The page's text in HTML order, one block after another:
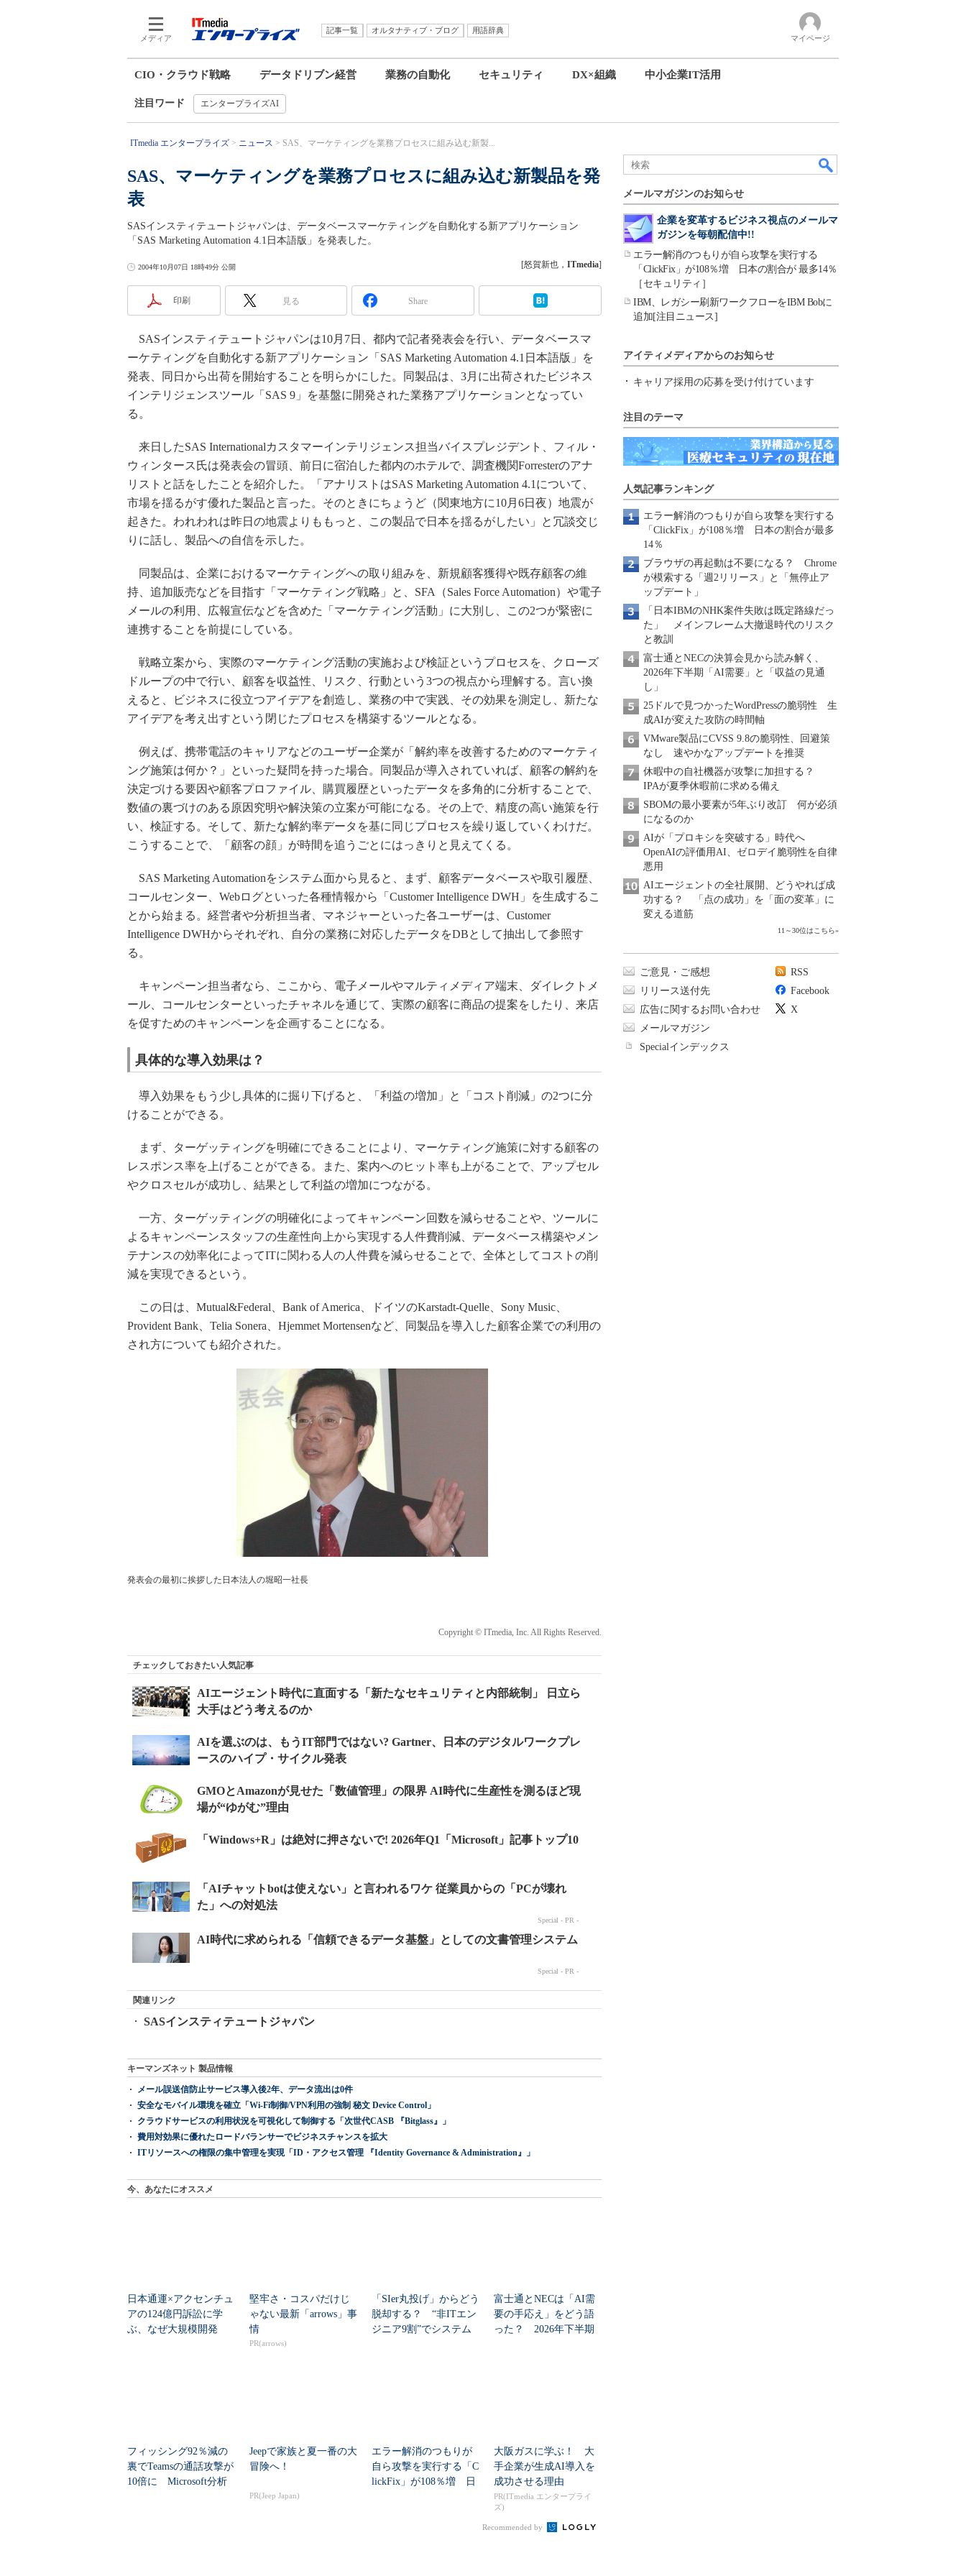
メディア
記事一覧 オルタナティブ・ブログ
用語辞典
マイページ
CIO・クラウド戦略 データドリブン経営 業務の自動化 セキュリティ DX×組織 中小企業IT活用
注目ワード エンタープライズAI
ITmedia エンタープライズ ニュース SAS、マーケティングを業務プロセスに組み込む新製...
SAS、マーケティングを業務プロセスに組み込む新製品を発
表
SASインスティテュートジャパンは、データベースマーケティングを自動化する新アプリケーション
「SAS Marketing Automation 4.1日本語版」を発表した。
2004年10月07日 18時49分 公開 [怒賀新也， ITmedia]
印刷 見る Share
SASインスティテュートジャパンは10月7日、都内で記者発表会を行い、データベースマ
ーケティングを自動化する新アプリケーション「SAS Marketing Automation 4.1日本語版」を
発表、同日から出荷を開始することを明らかにした。同製品は、3月に出荷されたビジネス
インテリジェンスツール「SAS 9」を基盤に開発された業務アプリケーションとなってい
る。
来日したSAS Internationalカスタマーインテリジェンス担当バイスプレジデント、フィル・
ウィンタース氏は発表会の冒頭、前日に宿泊した都内のホテルで、調査機関Forresterのアナ
リストと話をしたことを紹介した。「アナリストはSAS Marketing Automation 4.1について、
市場を揺るがす優れた製品と言った。そのときにちょうど（関東地方に10月6日夜）地震が
起きた。われわれは昨日の地震よりももっと、この製品で日本を揺るがしたい」と冗談交じ
りに話し、製品への自信を示した。
同製品は、企業におけるマーケティングへの取り組みを、新規顧客獲得や既存顧客の維
持、追加販売などを目指す「マーケティング戦略」と、SFA（Sales Force Automation）や電子
メールの利用、広報宣伝などを含めた「マーケティング活動」に大別し、この2つが緊密に
連携することを前提にしている。
戦略立案から、実際のマーケティング活動の実施および検証というプロセスを、クローズ
ドループの中で行い、顧客を収益性、リスク、行動という3つの視点から理解する。言い換
えると、ビジネスに役立つアイデアを創造し、業務の中で実践、その効果を測定し、新たな
アイデアを考え出すという閉じたプロセスを構築するツールとなる。
例えば、携帯電話のキャリアなどのユーザー企業が「解約率を改善するためのマーケティ
ング施策は何か？」といった疑問を持った場合。同製品が導入されていれば、顧客の解約を
決定づける要因や顧客プロファイル、購買履歴といったデータを多角的に分析することで、
数値の裏づけのある原因究明や解決策の立案が可能になる。その上で、精度の高い施策を行
い、検証する。そして、新たな解約率データを基に同じプロセスを繰り返していくわけだ。
こうすることで、「顧客の顔」が時間を追うごとにはっきりと見えてくる。
SAS Marketing Automationをシステム面から見ると、まず、顧客データベースや取引履歴、
コールセンター、Webログといった各種情報から「Customer Intelligence DWH」を生成するこ
とから始まる。経営者や分析担当者、マネジャーといった各ユーザーは、Customer
Intelligence DWHからそれぞれ、自分の業務に対応したデータをDBとして抽出して参照す
る。
キャンペーン担当者なら、ここから、電子メールやマルティメディア端末、ダイレクトメ
ール、コールセンターといったチャネルを通じて、実際の顧客に商品の提案をしたり、来店
を促すためのキャンペーンを企画することになる。
具体的な導入効果は？
導入効果をもう少し具体的に掘り下げると、「利益の増加」と「コスト削減」の2つに分
けることができる。
まず、ターゲッティングを明確にできることにより、マーケティング施策に対する顧客の
レスポンス率を上げることができる。また、案内へのヒット率も上がることで、アップセル
やクロスセルが成功し、結果として利益の増加につながる。
一方、ターゲッティングの明確化によってキャンペーン回数を減らせることや、ツールに
よるキャンペーンスタッフの生産性向上から実現する人件費削減、データベース構築やメン
テナンスの効率化によってITに関わる人の人件費を減らせることで、全体としてコストの削
減を実現できるという。
この日は、Mutual&Federal、Bank of America、ドイツのKarstadt-Quelle、Sony Music、
Provident Bank、Telia Sonera、Hjemmet Mortensenなど、同製品を導入した顧客企業での利用の
され方についても紹介された。
発表会の最初に挨拶した日本法人の堀昭一社長
Copyright © ITmedia, Inc. All Rights Reserved.
チェックしておきたい人気記事
関連リンク
SASインスティテュートジャパン
キーマンズネット 製品情報
メール誤送信防止サービス導入後2年、データ流出は0件
安全なモバイル環境を確立「Wi-Fi制御/VPN利用の強制 秘文 Device Control」
クラウドサービスの利用状況を可視化して制御する「次世代CASB 『Bitglass』」
費用対効果に優れたロードバランサーでビジネスチャンスを拡大
ITリソースへの権限の集中管理を実現「ID・アクセス管理 『Identity Governance & Administration』」
今、あなたにオススメ
日本通運×アクセンチュ
アの124億円訴訟に学
ぶ、なぜ大規模開発
堅牢さ・コスパだけじ
ゃない最新「arrows」事
情
PR(arrows)
「SIer丸投げ」からどう
脱却する？ “非ITエン
ジニア9割”でシステム
富士通とNECは「AI需
要の手応え」をどう語
った？ 2026年下半期
フィッシング92％減の
裏でTeamsの通話攻撃が
10倍に Microsoft分析
Jeepで家族と夏一番の大
冒険へ！
PR(Jeep Japan)
エラー解消のつもりが
自ら攻撃を実行する「C
lickFix」が108％増 日
大阪ガスに学ぶ！ 大
手企業が生成AI導入を
成功させる理由
PR(ITmedia エンタープライ
ズ)
Recommended by
メールマガジンのお知らせ
企業を変革するビジネス視点のメールマ
ガジンを毎朝配信中!!
エラー解消のつもりが自ら攻撃を実行する
「ClickFix」が108％増 日本の割合が 最多14％
［セキュリティ］
IBM、レガシー刷新ワークフローをIBM Bobに
追加[注目ニュース]
アイティメディアからのお知らせ
キャリア採用の応募を受け付けています
注目のテーマ
人気記事ランキング
エラー解消のつもりが自ら攻撃を実行する
「ClickFix」が108％増 日本の割合が最多
14％
ブラウザの再起動は不要になる？ Chrome
が模索する「週2リリース」と「無停止ア
ップデート」
「日本IBMのNHK案件失敗は既定路線だっ
た」 メインフレーム大撤退時代のリスク
と教訓
富士通とNECの決算会見から読み解く、
2026年下半期「AI需要」と「収益の見通
し」
25ドルで見つかったWordPressの脆弱性 生
成AIが変えた攻防の時間軸
VMware製品にCVSS 9.8の脆弱性、回避策
なし 速やかなアップデートを推奨
休暇中の自社機器が攻撃に加担する？
IPAが夏季休暇前に求める備え
SBOMの最小要素が5年ぶり改訂 何が必須
になるのか
AIが「プロキシを突破する」時代へ
OpenAIの評価用AI、ゼロデイ脆弱性を自律
悪用
AIエージェントの全社展開、どうやれば成
功する？ 「点の成功」を「面の変革」に
変える道筋
11～30位はこちら»
ご意見・ご感想
リリース送付先
広告に関するお問い合わせ
メールマガジン
Specialインデックス
RSS
Facebook
X